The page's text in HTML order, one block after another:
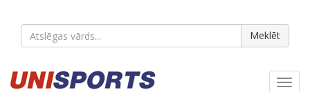
Meklēt